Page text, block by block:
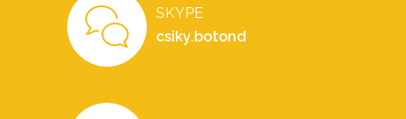
SKYPE
csiky.botond